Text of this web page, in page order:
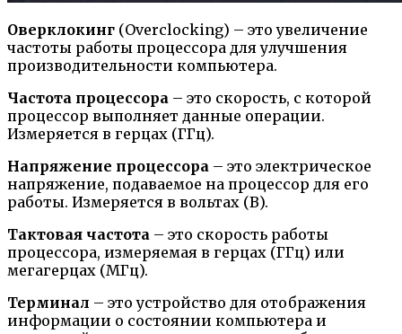
Оверклокинг (Overclocking) – это увеличение
частоты работы процессора для улучшения
производительности компьютера.
Частота процессора – это скорость, с которой
процессор выполняет данные операции.
Измеряется в герцах (ГГц).
Напряжение процессора – это электрическое
напряжение, подаваемое на процессор для его
работы. Измеряется в вольтах (В).
Тактовая частота – это скорость работы
процессора, измеряемая в герцах (ГГц) или
мегагерцах (МГц).
Терминал – это устройство для отображения
информации о состоянии компьютера и